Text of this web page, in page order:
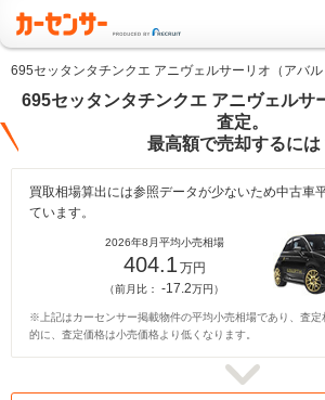
695セッタンタチンクエ アニヴェルサーリオ（アバ
695セッタンタチンクエ アニヴェルサ
査定。
最高額で売却するには
買取相場算出には参照データが少ないため中古車
ています。
2026年8月平均小売相場
404.1 万円
（前月比：-17.2万円）
※上記はカーセンサー掲載物件の平均小売相場であり、査
的に、査定価格は小売価格より低くなります。